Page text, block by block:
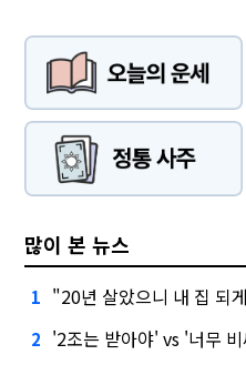
많이 본 뉴스
1 "20년 살았으니 내 집 되
2 '2조는 받아야' vs '너무